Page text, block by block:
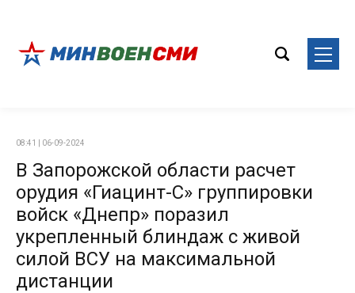
08:41 | 06-09-2024
В Запорожской области расчет
орудия «Гиацинт-С» группировки
войск «Днепр» поразил
укрепленный блиндаж с живой
силой ВСУ на максимальной
дистанции